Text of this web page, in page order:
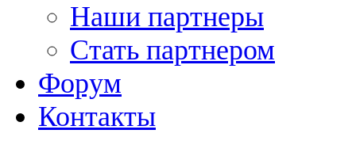
Наши партнеры
Стать партнером
Форум
Контакты